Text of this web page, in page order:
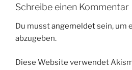
Schreibe einen Kommentar
Du musstangemeldetsein, um
abzugeben.
Diese Website verwendet